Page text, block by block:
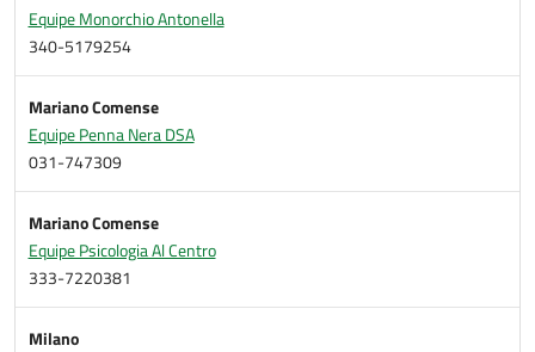
Equipe Monorchio Antonella
340-5179254
Mariano Comense
Equipe Penna Nera DSA
031-747309
Mariano Comense
Equipe Psicologia Al Centro
333-7220381
Milano